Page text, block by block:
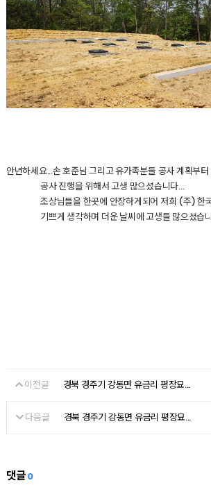
안년하세요...손 호준님 그리고 유가족분들 공사 계획부터
공사 진행을 위해서 고생 많으셨습니다...
조상님들을 한곳에 안장하게되어 저희 (주) 한국
기쁘게 생각하며 더운 날씨에 고생들 많으셨습
이전글 경북 경주기 강동면 유금리 평장묘...
다음글 경북 경주기 강동면 유금리 평장묘...
댓글0